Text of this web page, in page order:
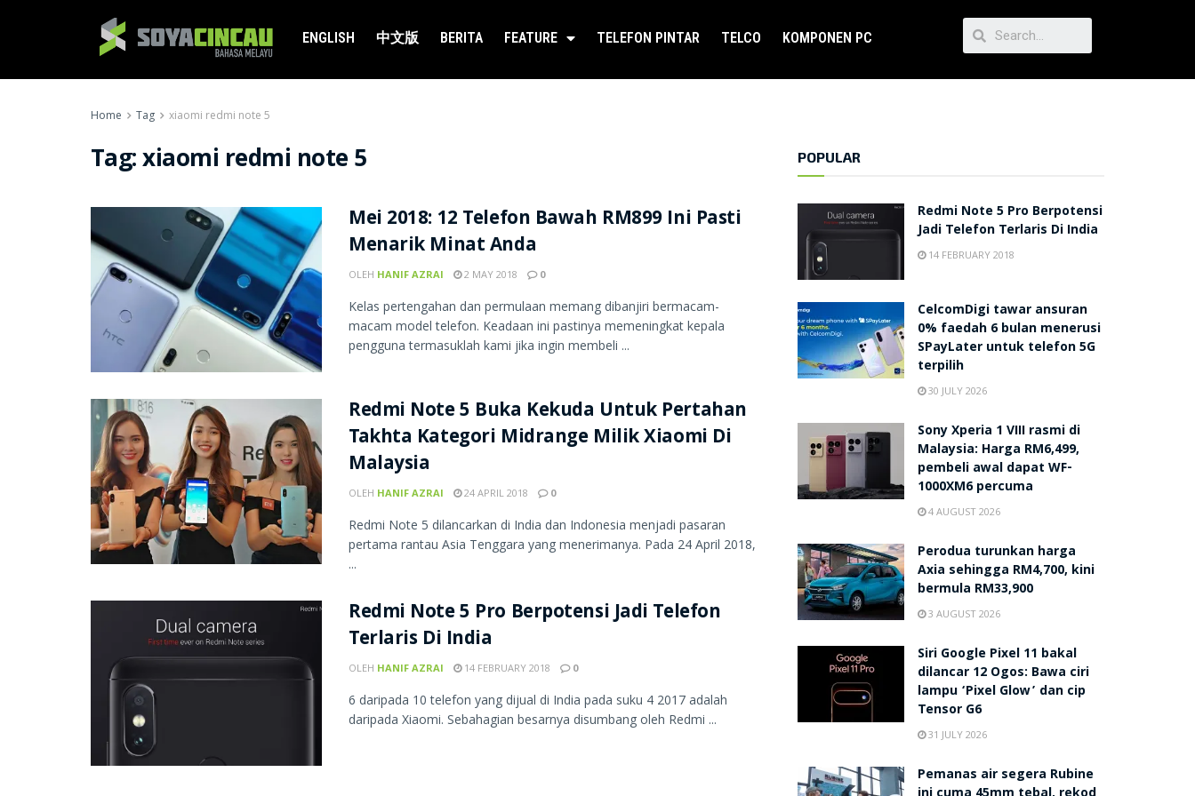
ENGLISH 中文版 BERITA FEATURE TELEFON PINTAR TELCO KOMPONEN PC
Home Tag xiaomi redmi note 5
Tag:xiaomi redmi note 5
Mei 2018: 12 Telefon Bawah RM899 Ini Pasti
Menarik Minat Anda
OLEH HANIF AZRAI 2 MAY 2018 0
Kelas pertengahan dan permulaan memang dibanjiri bermacam-
macam model telefon. Keadaan ini pastinya memeningkat kepala
pengguna termasuklah kami jika ingin membeli ...
Redmi Note 5 Buka Kekuda Untuk Pertahan
Takhta Kategori Midrange Milik Xiaomi Di
Malaysia
OLEH HANIF AZRAI 24 APRIL 2018 0
Redmi Note 5 dilancarkan di India dan Indonesia menjadi pasaran
pertama rantau Asia Tenggara yang menerimanya. Pada 24 April 2018,
...
Redmi Note 5 Pro Berpotensi Jadi Telefon
Terlaris Di India
OLEH HANIF AZRAI 14 FEBRUARY 2018 0
6 daripada 10 telefon yang dijual di India pada suku 4 2017 adalah
daripada Xiaomi. Sebahagian besarnya disumbang oleh Redmi ...
POPULAR
Redmi Note 5 Pro Berpotensi
Jadi Telefon Terlaris Di India
14 FEBRUARY 2018
CelcomDigi tawar ansuran
0% faedah 6 bulan menerusi
SPayLater untuk telefon 5G
terpilih
30 JULY 2026
Sony Xperia 1 VIII rasmi di
Malaysia: Harga RM6,499,
pembeli awal dapat WF-
1000XM6 percuma
4 AUGUST 2026
Perodua turunkan harga
Axia sehingga RM4,700, kini
bermula RM33,900
3 AUGUST 2026
Siri Google Pixel 11 bakal
dilancar 12 Ogos: Bawa ciri
lampu ‘Pixel Glow’ dan cip
Tensor G6
31 JULY 2026
Pemanas air segera Rubine